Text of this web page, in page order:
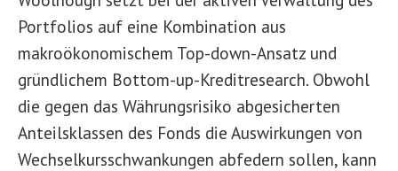
Portfolios auf eine Kombination aus
makroökonomischem Top-down-Ansatz und
gründlichem Bottom-up-Kreditresearch. Obwohl
die gegen das Währungsrisiko abgesicherten
Anteilsklassen des Fonds die Auswirkungen von
Wechselkursschwankungen abfedern sollen, kann